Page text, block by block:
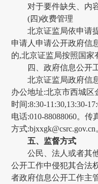
对于要件缺失、内
(四)收费管理
北京证监局依申请
申请人申请公开政府信
的,北京证监局按照国家
四、政府信息公开
北京证监局政府信
办公地址:北京市西城区
时间:8:30-11:30,13:30-
电话:010-88088060。传
方式:bjxxgk@csrc.gov.cn
五、监督方式
公民、法人或者其
公开工作中侵犯其合法
者政府信息公开工作主